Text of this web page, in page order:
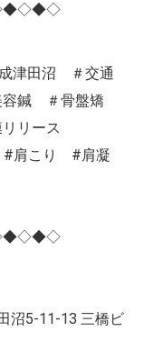
津田沼 ＃交通
鍼 ＃骨盤矯
リース
肩こり #肩凝
沼5-11-13 三橋ビ